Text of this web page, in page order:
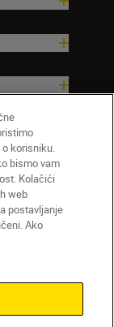
korisniku.
bismo vam
Kolačići
web
postavljanje
Ako